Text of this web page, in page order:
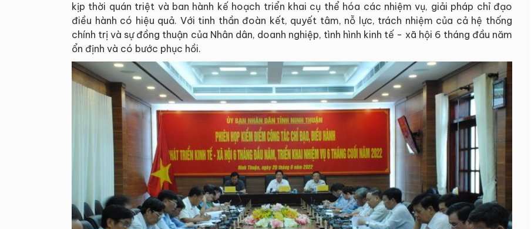
kịp thời quán triệt và ban hành kế hoạch triển khai cụ thể hóa các nhiệm vụ, giải pháp chỉ đạo
điều hành có hiệu quả. Với tinh thần đoàn kết, quyết tâm, nỗ lực, trách nhiệm của cả hệ thống
chính trị và sự đồng thuận của Nhân dân, doanh nghiệp, tình hình kinh tế - xã hội 6 tháng đầu năm
ổn định và có bước phục hồi.